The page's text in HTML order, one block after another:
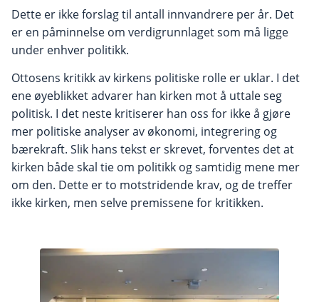
Dette er ikke forslag til antall innvandrere per år. Det
er en påminnelse om verdigrunnlaget som må ligge
under enhver politikk.
Ottosens kritikk av kirkens politiske rolle er uklar. I det
ene øyeblikket advarer han kirken mot å uttale seg
politisk. I det neste kritiserer han oss for ikke å gjøre
mer politiske analyser av økonomi, integrering og
bærekraft. Slik hans tekst er skrevet, forventes det at
kirken både skal tie om politikk og samtidig mene mer
om den. Dette er to motstridende krav, og de treffer
ikke kirken, men selve premissene for kritikken.